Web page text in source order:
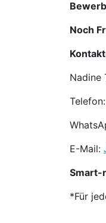
Noch
Nadine
Telefon:
E-Mail:
Smart-
*Für